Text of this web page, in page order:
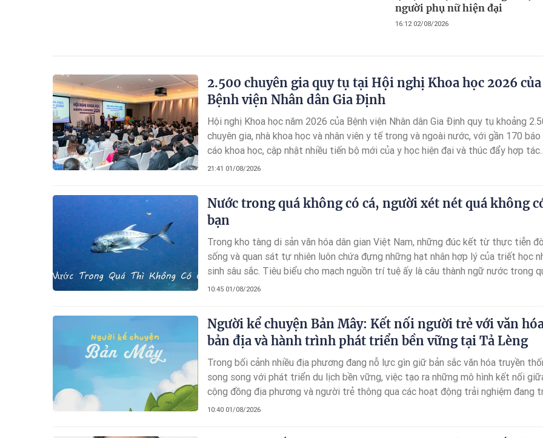
người phụ nữ hiện đại
16:12 02/08/2026
2.500 chuyên gia quy tụ tại Hội nghị Khoa học 2026 của
Bệnh viện Nhân dân Gia Định
Hội nghị Khoa học năm 2026 của Bệnh viện Nhân dân Gia Định quy tụ khoảng
chuyên gia, nhà khoa học và nhân viên y tế trong và ngoài nước, với gần 170 báo
cáo khoa học, cập nhật nhiều tiến bộ mới của y học hiện đại và thúc đẩy hợp tác
quốc tế.
21:41 01/08/2026
Nước trong quá không có cá, người xét nét quá không
bạn
Trong kho tàng di sản văn hóa dân gian Việt Nam, những đúc kết từ thực tiễn
sống và quan sát tự nhiên luôn chứa đựng những hạt nhân hợp lý của triết học
sinh sâu sắc. Tiêu biểu cho mạch nguồn trí tuệ ấy là câu thành ngữ nước trong
không có cá, người xét nét quá không có bạn, một thông điệp mang tầm vóc của
giá trị của câu thành ngữ này, chúng ta cần đặt nó dưới ánh sáng của tư duy biện
chứng, phân tích tường tận từ cơ sở lý luận sinh thái học cho đến những bài học
phương pháp luận tư duy và nghệ thuật sống trong giai đoạn hiện nay.
10:45 01/08/2026
Người kể chuyện Bản Mây: Kết nối người trẻ với văn
bản địa và hành trình phát triển bền vững tại Tả Lèng
Trong bối cảnh nhiều địa phương đang nỗ lực gìn giữ bản sắc văn hóa truyền
song song với phát triển du lịch bền vững, việc tạo ra những mô hình kết nối
cộng đồng địa phương và người trẻ thông qua các hoạt động trải nghiệm đang
thành một hướng đi giàu tiềm năng. Với mong muốn góp phần lan tỏa những giá
văn hóa, con người và thiên nhiên của vùng đất Tả Lèng, tỉnh Lai Châu.
10:40 01/08/2026